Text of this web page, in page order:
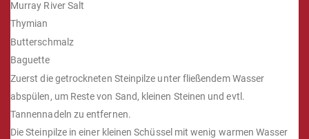
Murray River Salt
Thymian
Butterschmalz
Baguette
Zuerst die getrockneten Steinpilze unter fließendem Wasser
abspülen, um Reste von Sand, kleinen Steinen und evtl.
Tannennadeln zu entfernen.
Die Steinpilze in einer kleinen Schüssel mit wenig warmen Wasser